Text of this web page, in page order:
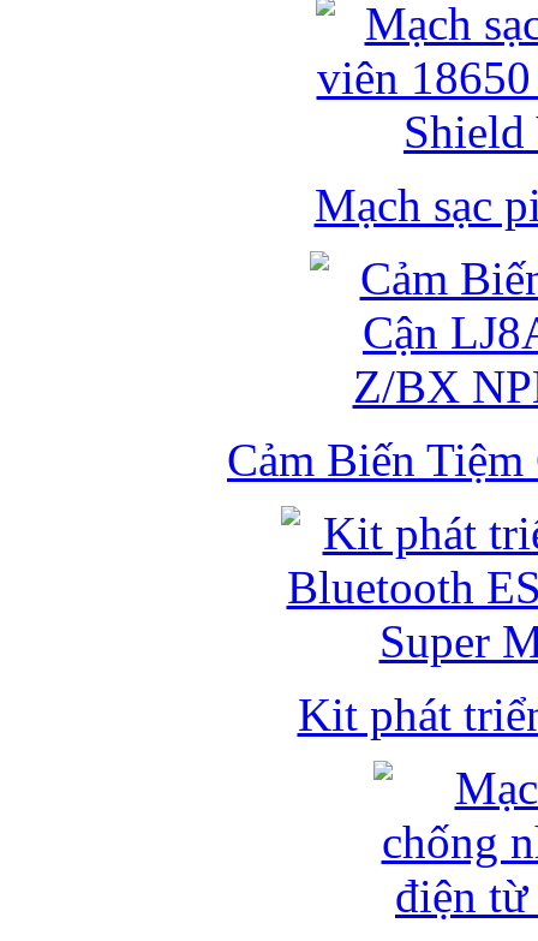
Mạch sạc
Cảm Biến
Kit phát